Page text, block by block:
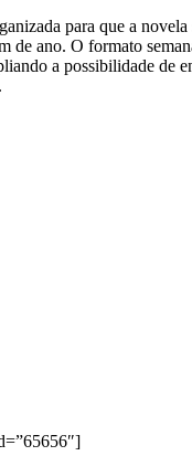
para que a novela
de ano. O formato
a possibilidade de